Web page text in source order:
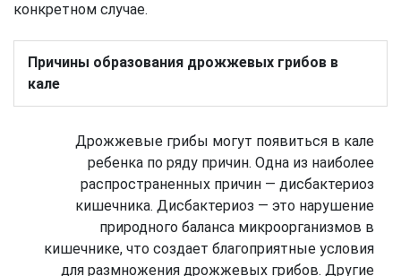
конкретном случае.
Причины образования дрожжевых грибов в
кале
Дрожжевые грибы могут появиться в кале
ребенка по ряду причин. Одна из наиболее
распространенных причин — дисбактериоз
кишечника. Дисбактериоз — это нарушение
природного баланса микроорганизмов в
кишечнике, что создает благоприятные условия
для размножения дрожжевых грибов. Другие